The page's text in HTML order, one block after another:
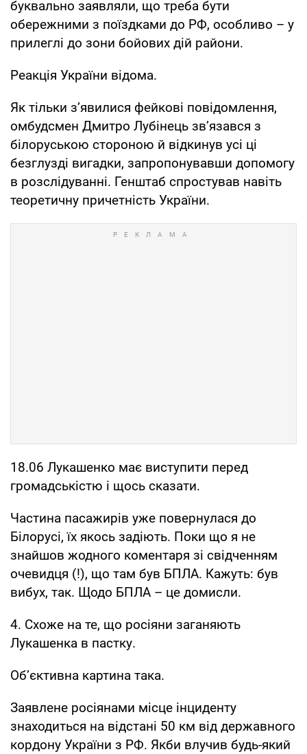
буквально заявляли, що треба бути
обережними з поїздками до РФ, особливо – у
прилеглі до зони бойових дій райони.
Реакція України відома.
Як тільки з’явилися фейкові повідомлення,
омбудсмен Дмитро Лубінець зв’язався з
білоруською стороною й відкинув усі ці
безглузді вигадки, запропонувавши допомогу
в розслідуванні. Генштаб спростував навіть
теоретичну причетність України.
18.06 Лукашенко має виступити перед
громадськістю і щось сказати.
Частина пасажирів уже повернулася до
Білорусі, їх якось задіють. Поки що я не
знайшов жодного коментаря зі свідченням
очевидця (!), що там був БПЛА. Кажуть: був
вибух, так. Щодо БПЛА – це домисли.
4. Схоже на те, що росіяни заганяють
Лукашенка в пастку.
Об’єктивна картина така.
Заявлене росіянами місце інциденту
знаходиться на відстані 50 км від державного
кордону України з РФ. Якби влучив будь-який